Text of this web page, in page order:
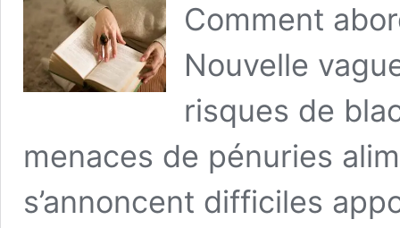
Comment
Nouvelle
risques de
menaces de pénuries
s’annoncent difficiles